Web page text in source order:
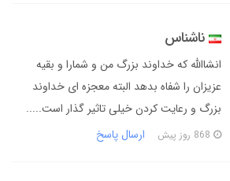
ناشناس
انشاالله که خداوند بزرگ من و شمارا و بقیه
عزیزان را شفاه بدهد البته معجزه ای خداوند
بزرگ و رعایت کردن خیلی تاثیر گذار است.....
ارسال پاسخ